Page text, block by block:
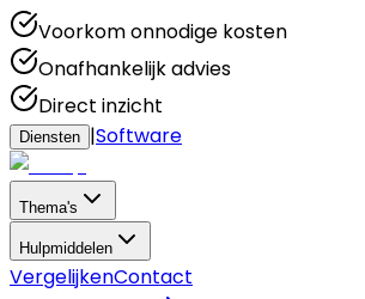
Voorkom onnodige kosten
Onafhankelijk advies
Direct inzicht
Diensten |Software
Thema's
Hulpmiddelen
VergelijkenContact